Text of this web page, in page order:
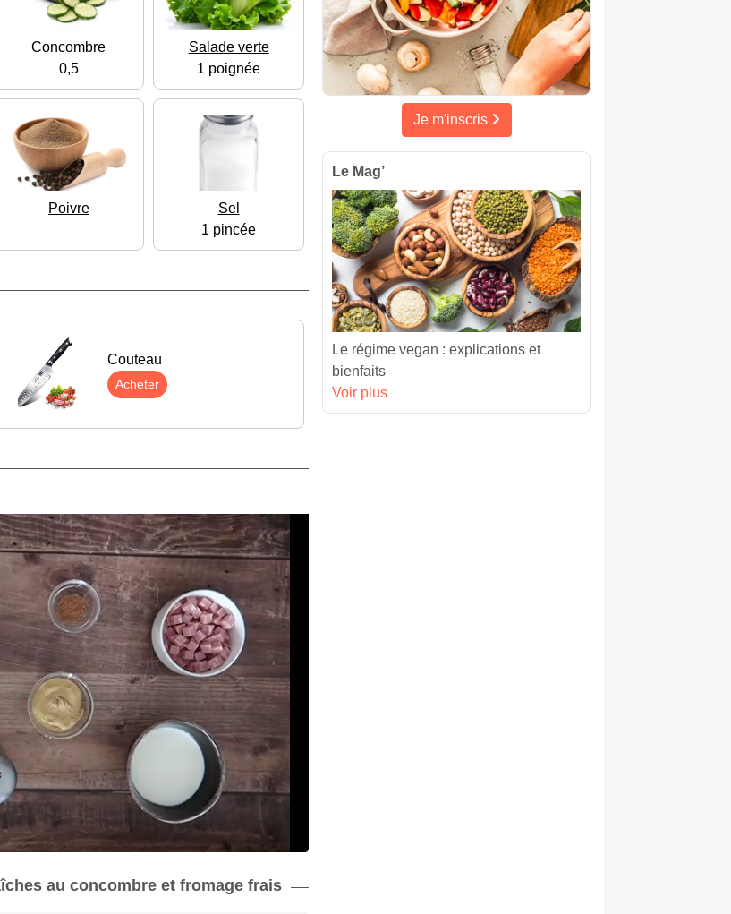
Concombre
0,5
Salade verte
1 poignée
Poivre
Sel
1 pincée
Couteau
Acheter
au concombre et fromage frais
Je m'inscris
Le Mag’
Le régime vegan : explications et
bienfaits
Voir plus